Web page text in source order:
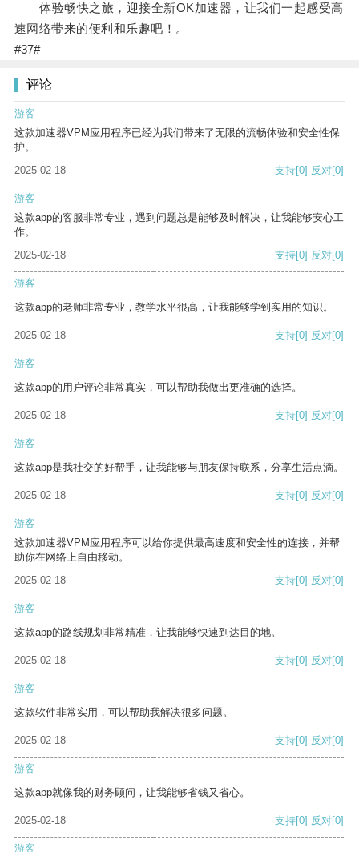
体验畅快之旅，迎接全新OK加速器，让我们一起感受高
速网络带来的便利和乐趣吧！。
#37#
评论
游客
这款加速器VPM应用程序已经为我们带来了无限的流畅体验和安全性保
护。
2025-02-18
支持[0] 反对[0]
游客
这款app的客服非常专业，遇到问题总是能够及时解决，让我能够安心工
作。
2025-02-18
支持[0] 反对[0]
游客
这款app的老师非常专业，教学水平很高，让我能够学到实用的知识。
2025-02-18 支持[0] 反对[0]
游客
这款app的用户评论非常真实，可以帮助我做出更准确的选择。
2025-02-18 支持[0] 反对[0]
游客
这款app是我社交的好帮手，让我能够与朋友保持联系，分享生活点滴。
2025-02-18 支持[0] 反对[0]
游客
这款加速器VPM应用程序可以给你提供最高速度和安全性的连接，并帮
助你在网络上自由移动。
2025-02-18
支持[0] 反对[0]
游客
这款app的路线规划非常精准，让我能够快速到达目的地。
2025-02-18 支持[0] 反对[0]
游客
这款软件非常实用，可以帮助我解决很多问题。
2025-02-18 支持[0] 反对[0]
游客
这款app就像我的财务顾问，让我能够省钱又省心。
2025-02-18 支持[0] 反对[0]
游客